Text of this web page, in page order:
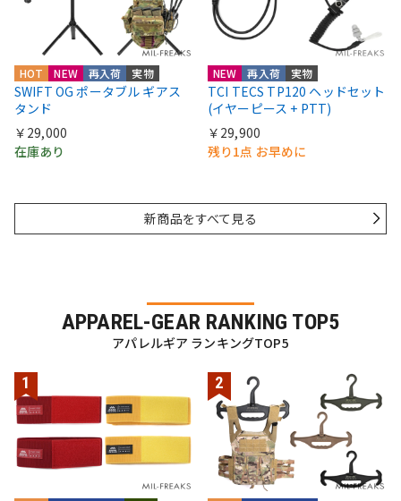
HOT NEW 再入荷 実物
SWIFT OG ポータブル ギアス
タンド
￥29,000
在庫あり
NEW 再入荷 実物
TCI TECS TP120 ヘッドセット
(イヤーピース + PTT)
￥29,900
残り1点 お早めに
新商品をすべて見る
APPAREL-GEAR RANKING TOP5
アパレルギア ランキングTOP5